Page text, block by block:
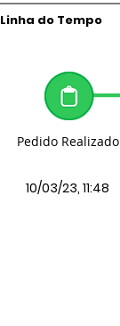
Linha do Tempo
Pedido Realizado
10/03/23, 11:48